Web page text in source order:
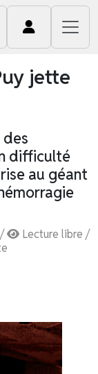
jette
difficulté
au géant
Lecture libre /